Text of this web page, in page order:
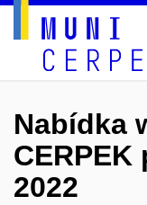
Nabídka
2022